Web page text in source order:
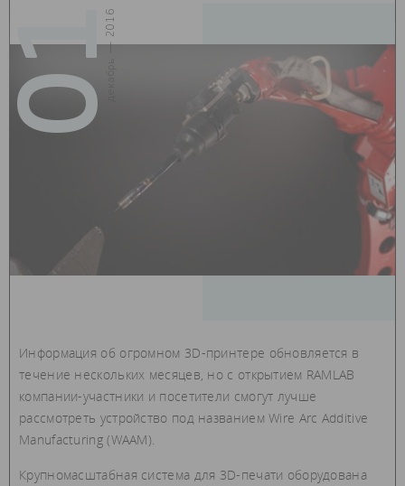
01
декабрь — 2016
Информация об огромном 3D-принтере обновляется в
течение нескольких месяцев, но с открытием RAMLAB
компании-участники и посетители смогут лучше
рассмотреть устройство под названием Wire Arc Additive
Manufacturing (WAAM).
Крупномасштабная система для 3D-печати оборудована